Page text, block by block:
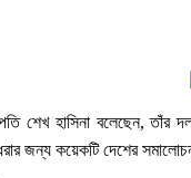
শেখ হাসিনা বলেছেন, তাঁর
জন্য কয়েকটি দেশের